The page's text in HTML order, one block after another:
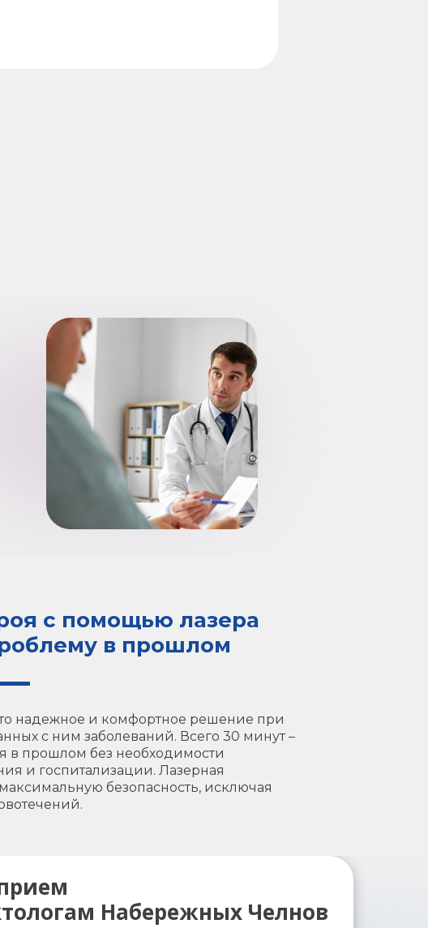
с помощью лазера
в прошлом
надежное и комфортное решение при
с ним заболеваний. Всего 30 минут –
в прошлом без необходимости
и госпитализации. Лазерная
безопасность, исключая
Набережных Челнов